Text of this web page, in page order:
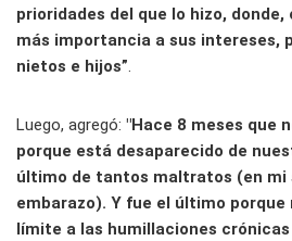
prioridades del que lo hizo,
más importancia a sus intereses,
nietos e hijos”.
Luego, agregó: "Hace 8 meses que
porque está desaparecido de
último de tantos maltratos (en mi
embarazo). Y fue el último porque
límite a las humillaciones